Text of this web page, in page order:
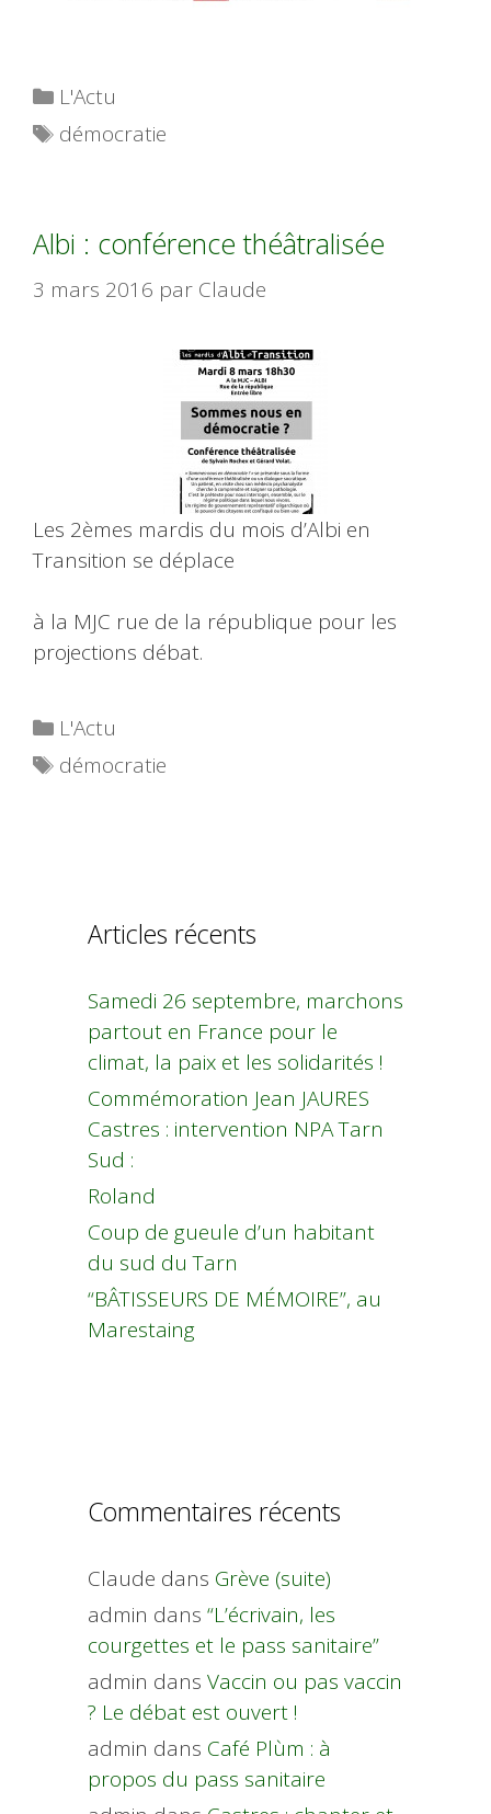
Catégories
L'Actu
Étiquettes
démocratie
Albi : conférence théâtralisée
3 mars 2016 par Claude
Les 2èmes mardis du mois d’Albi en
Transition se déplace
à la MJC rue de la république pour les
projections débat.
Catégories
L'Actu
Étiquettes
démocratie
Articles récents
Samedi 26 septembre, marchons
partout en France pour le
climat, la paix et les solidarités !
Commémoration Jean JAURES
Castres : intervention NPA Tarn
Sud :
Roland
Coup de gueule d’un habitant
du sud du Tarn
“BÂTISSEURS DE MÉMOIRE”, au
Marestaing
Commentaires récents
Claude dans Grève (suite)
admin dans “L’écrivain, les
courgettes et le pass sanitaire”
admin dans Vaccin ou pas vaccin
? Le débat est ouvert !
admin dans Café Plùm : à
propos du pass sanitaire